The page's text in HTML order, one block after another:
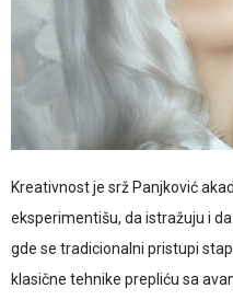
Kreativnost je srž Panjković
eksperimentišu, da istražuju i
gde se tradicionalni pristupi
klasične tehnike prepliću sa